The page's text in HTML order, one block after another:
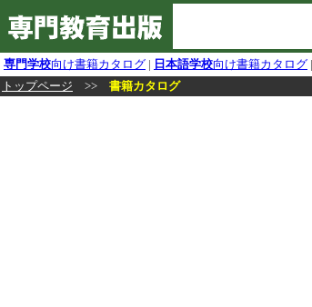
専門学校向け書籍カタログ | 日本語学校向け書籍カタログ |
トップページ >> 書籍カタログ